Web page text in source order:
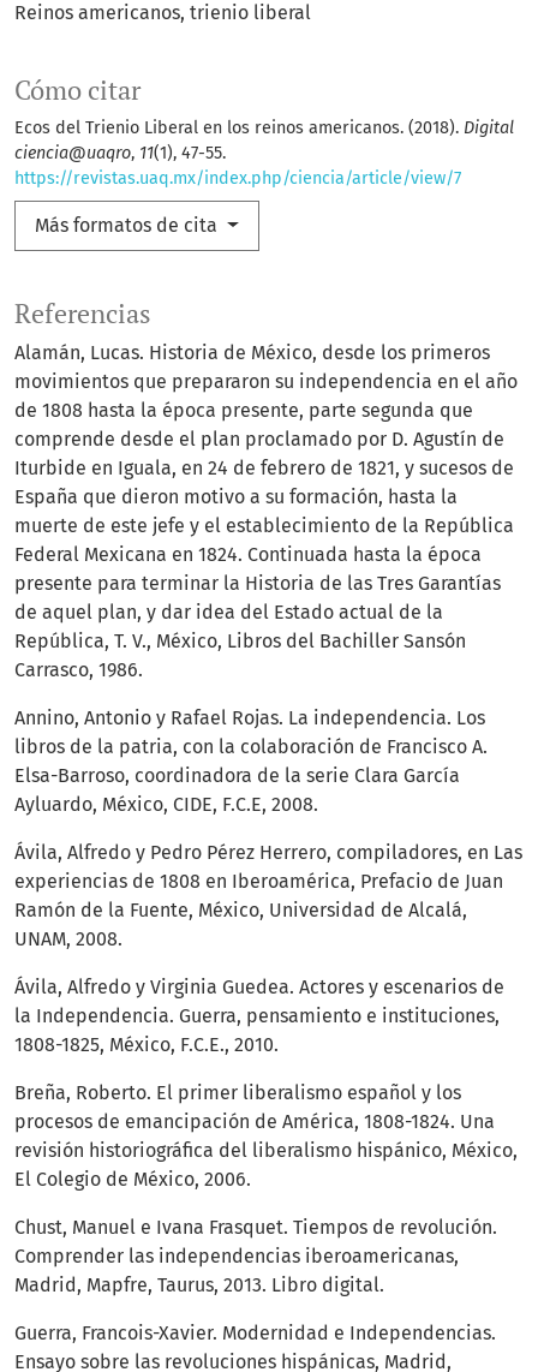
Reinos americanos trienio liberal
Cómo citar
Ecos del Trienio Liberal en los reinos americanos. (2018). Digital
ciencia@uaqro, 11(1), 47-55.
https://revistas.uaq.mx/index.php/ciencia/article/view/7
Más formatos de cita
Referencias
Alamán, Lucas. Historia de México, desde los primeros
movimientos que prepararon su independencia en el año
de 1808 hasta la época presente, parte segunda que
comprende desde el plan proclamado por D. Agustín de
Iturbide en Iguala, en 24 de febrero de 1821, y sucesos de
España que dieron motivo a su formación, hasta la
muerte de este jefe y el establecimiento de la República
Federal Mexicana en 1824. Continuada hasta la época
presente para terminar la Historia de las Tres Garantías
de aquel plan, y dar idea del Estado actual de la
República, T. V., México, Libros del Bachiller Sansón
Carrasco, 1986.
Annino, Antonio y Rafael Rojas. La independencia. Los
libros de la patria, con la colaboración de Francisco A.
Elsa-Barroso, coordinadora de la serie Clara García
Ayluardo, México, CIDE, F.C.E, 2008.
Ávila, Alfredo y Pedro Pérez Herrero, compiladores, en Las
experiencias de 1808 en Iberoamérica, Prefacio de Juan
Ramón de la Fuente, México, Universidad de Alcalá,
UNAM, 2008.
Ávila, Alfredo y Virginia Guedea. Actores y escenarios de
la Independencia. Guerra, pensamiento e instituciones,
1808-1825, México, F.C.E., 2010.
Breña, Roberto. El primer liberalismo español y los
procesos de emancipación de América, 1808-1824. Una
revisión historiográfica del liberalismo hispánico, México,
El Colegio de México, 2006.
Chust, Manuel e Ivana Frasquet. Tiempos de revolución.
Comprender las independencias iberoamericanas,
Madrid, Mapfre, Taurus, 2013. Libro digital.
Guerra, Francois-Xavier. Modernidad e Independencias.
Ensayo sobre las revoluciones hispánicas, Madrid,